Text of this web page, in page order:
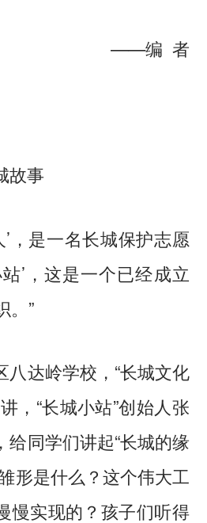
——编 者
事
是一名长城保护志愿
’，这是一个已经成立
。”
达岭学校，“长城文化
，“长城小站”创始人张
给同学们讲起“长城的缘
形是什么？这个伟大工
慢实现的？孩子们听得